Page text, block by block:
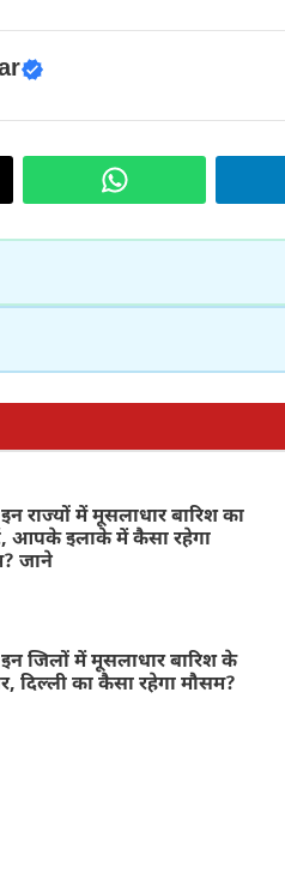
राज्यों में मूसलाधार बारिश का
आपके इलाके में कैसा रहेगा
जाने
जिलों में मूसलाधार बारिश के
दिल्ली का कैसा रहेगा मौसम?